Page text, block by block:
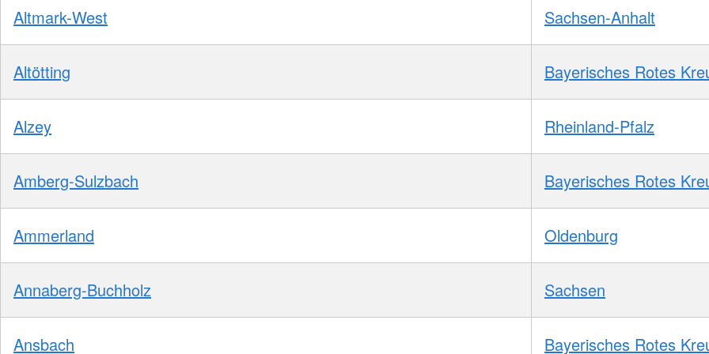
Altmark-West Sachsen-Anhalt
Altötting Bayerisches Rotes
Alzey Rheinland-Pfalz
Amberg-Sulzbach Bayerisches Rotes
Ammerland Oldenburg
Annaberg-Buchholz Sachsen
Ansbach Bayerisches Rotes